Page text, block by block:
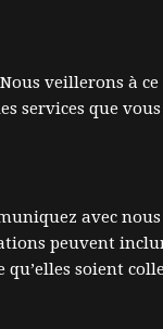
veillerons à
services que vous
avec
peuvent
soient